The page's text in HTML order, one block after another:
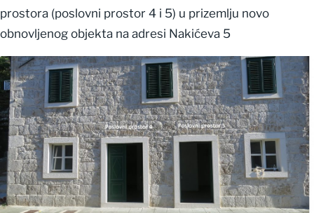
prostora (poslovni prostor 4 i 5) u prizemlju novo
obnovljenog objekta na adresi Nakićeva 5